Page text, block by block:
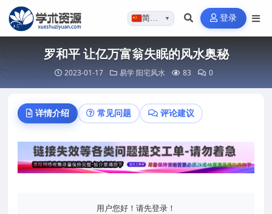
简体…▼ 登录
罗和平 让亿万富翁失眠的风水奥秘
2023-01-17 易学 阳宅风水 83 0
详情介绍 常见问题 评论建议
用户您好！请先登录！